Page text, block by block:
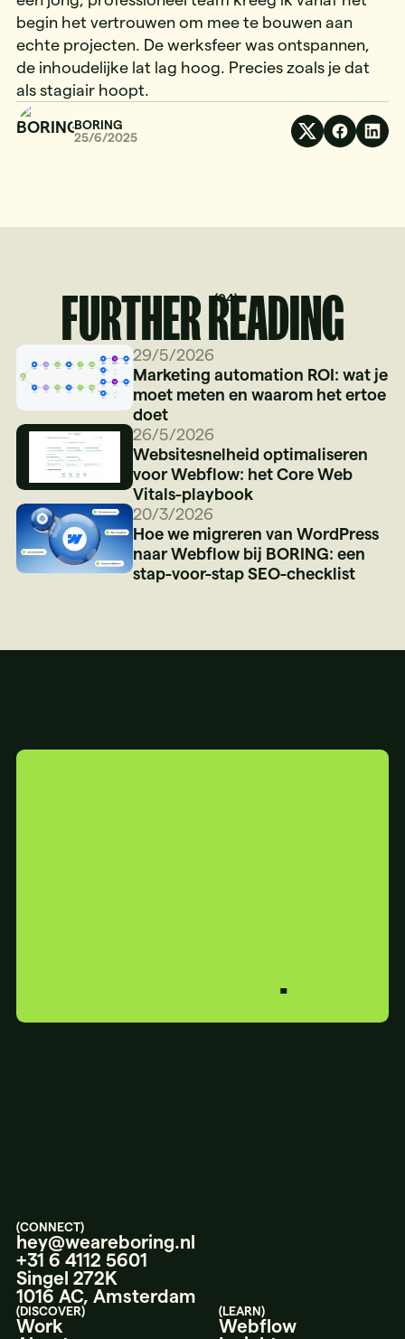
begin het vertrouwen om mee te bouwen aan
echte projecten. De werksfeer was ontspannen,
de inhoudelijke lat lag hoog. Precies zoals je dat
als stagiair hoopt.
BORING
25/6/2025
FURTHER READING
(04)
29/5/2026
Marketing automation ROI: wat je
moet meten en waarom het ertoe
doet
26/5/2026
Websitesnelheid optimaliseren
voor Webflow: het Core Web
Vitals-playbook
20/3/2026
Hoe we migreren van WordPress
naar Webflow bij BORING: een
stap-voor-stap SEO-checklist
PERFECT.
LET’STALK.
(CONNECT)
hey@weareboring.nl
+31 6 4112 5601
Singel 272K
1016 AC, Amsterdam
(DISCOVER)
Work
(LEARN)
Webflow